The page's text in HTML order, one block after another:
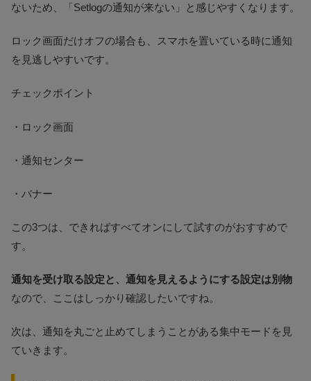
ないため、「Setlogの通知が来ない」と感じやすくなります。
ロック画面だけオフの場合も、スマホを置いている時に通知
を見逃しやすいです。
チェックポイント
・ロック画面
・通知センター
・バナー
この3つは、できればすべてオンにして試すのがおすすめで
す。
通知を受け取る設定と、通知を見えるようにする設定は別物
なので、ここはしっかり確認したいですね。
次は、通知を丸ごと止めてしまうことがある集中モードを見
ていきます。